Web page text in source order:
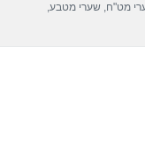
מט"ח,שערי מטבע,